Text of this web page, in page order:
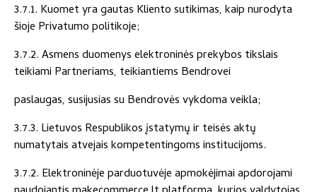
3.7.1. Kuomet yra gautas Kliento sutikimas, kaip nurodyta
šioje Privatumo politikoje;
3.7.2. Asmens duomenys elektroninės prekybos tikslais
teikiami Partneriams, teikiantiems Bendrovei
paslaugas, susijusias su Bendrovės vykdoma veikla;
3.7.3. Lietuvos Respublikos įstatymų ir teisės aktų
numatytais atvejais kompetentingoms institucijoms.
3.7.2. Elektroninėje parduotuvėje apmokėjimai apdorojami